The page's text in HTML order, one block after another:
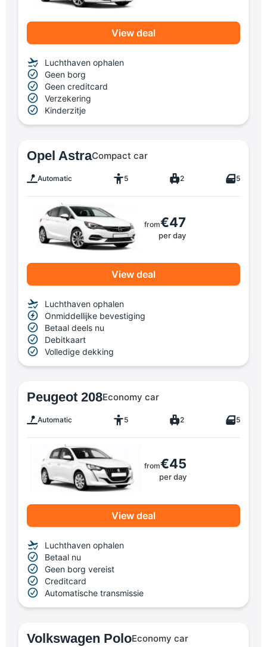
View deal
Luchthaven ophalen
Geen borg
Geen creditcard
Verzekering
Kinderzitje
Opel AstraCompact car
Automatic 5 2 5
from€47
per day
View deal
Luchthaven ophalen
Onmiddellijke bevestiging
Betaal deels nu
Debitkaart
Volledige dekking
Peugeot 208Economy car
Automatic 5 2 5
from€45
per day
View deal
Luchthaven ophalen
Betaal nu
Geen borg vereist
Creditcard
Automatische transmissie
Volkswagen PoloEconomy car